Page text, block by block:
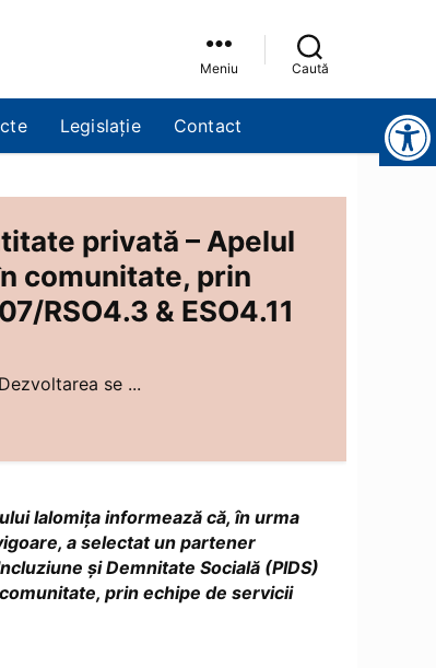
Meniu Caută
Legislație Contact
Instrumente pentru accesibilitate
privată – Apelul
comunitate, prin
RSO4.3 & ESO4.11
se ...
Ialomița informează că, în urma
a selectat un partener
și Demnitate Socială (PIDS)
prin echipe de servicii